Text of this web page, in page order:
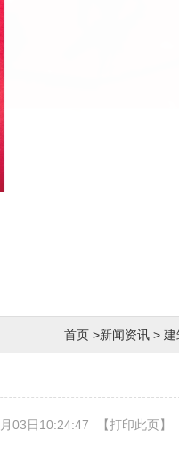
首页>新闻资讯> 建
03日10:24:47 【打印此页】